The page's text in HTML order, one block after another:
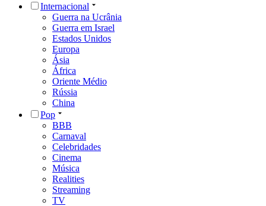
Internacional
Guerra na Ucrânia
Guerra em Israel
Estados Unidos
Europa
Ásia
África
Oriente Médio
Rússia
China
Pop
BBB
Carnaval
Celebridades
Cinema
Música
Realities
Streaming
TV